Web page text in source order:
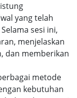
yang telah
sesi ini,
menjelaskan
dan memberikan
metode
kebutuhan